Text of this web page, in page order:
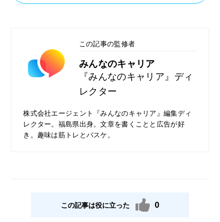
くしてもらえたので非常に助かりました。総
じて大変満足できたので良かったと思いま
す。
この記事の監修者
みんなのキャリア
『みんなのキャリア』ディ
レクター
株式会社エージェント『みんなのキャリア』編集ディ
レクター。福島県出身。文章を書くことと広告が好
き。趣味は筋トレとバスケ。
この記事は役に立った 0